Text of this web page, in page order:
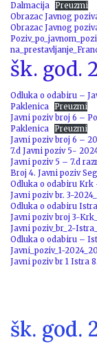
Dalmacija
Preuzmi
Obrazac Javnog
Obrazac Javnog
šk. god.
Odluka o odabiru –
Paklenica
Preuzmi
Javni poziv broj 6 –
Paklenica
Preuzmi
Javni poziv broj 6 –
7.d Javni poziv 5-
Javni poziv 5 – 7.d
Broj 4. Javni poziv
Odluka o odabiru Krk
Javni poziv br. 3-
Odluka o odabiru
Javni poziv broj 3-
Javni poziv_br_2-
Odluka o odabiru –
Javni_poziv_1-
Javni poziv br 1 Istra
šk. god.